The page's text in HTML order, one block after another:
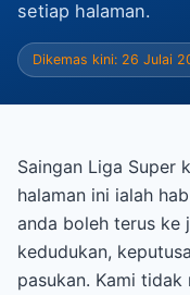
setiap halaman.
Dikemas kini: 26 Julai
Saingan Liga Super
halaman ini ialah
anda boleh terus ke
kedudukan,
pasukan. Kami